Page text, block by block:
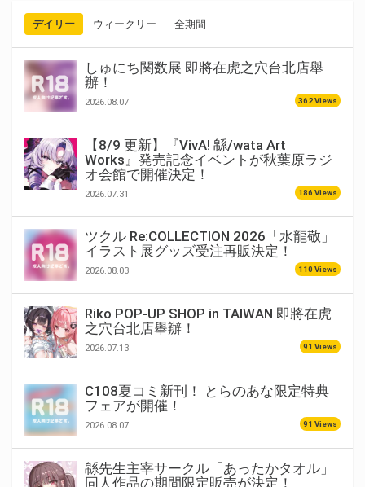
デイリー ウィークリー 全期間
しゅにち関数展 即將在虎之穴台北店舉
辦！
2026.08.07 362 Views
【8/9 更新】『VivA! 緜/wata Art
Works』発売記念イベントが秋葉原ラジ
オ会館で開催決定！
2026.07.31 186 Views
ツクル Re:COLLECTION 2026「水龍敬」
イラスト展グッズ受注再販決定！
2026.08.03 110 Views
Riko POP-UP SHOP in TAIWAN 即將在虎
之穴台北店舉辦！
2026.07.13 91 Views
C108夏コミ新刊！ とらのあな限定特典
フェアが開催！
2026.08.07 91 Views
緜先生主宰サークル「あったかタオル」
同人作品の期間限定販売が決定！